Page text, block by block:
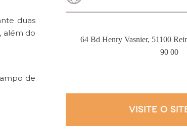
duas
além do
de
64 Bd Henry Vasnier, 51100
90 00
VISITE O